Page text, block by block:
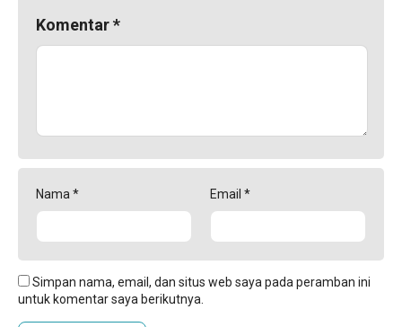
Komentar*
Nama * Email *
Simpan nama, email, dan situs web saya pada peramban ini
untuk komentar saya berikutnya.